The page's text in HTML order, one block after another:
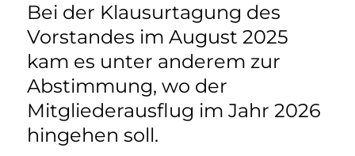
Bei der Klausurtagung des
Vorstandes im August 2025
kam es unter anderem zur
Abstimmung, wo der
Mitgliederausflug im Jahr 2026
hingehen soll.